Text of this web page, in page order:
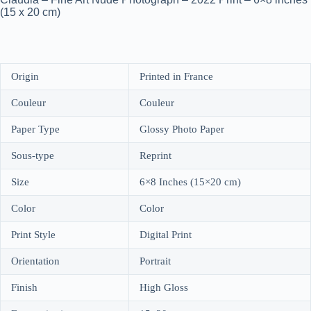
(15 x 20 cm)
Origin Printed in France
Couleur Couleur
Paper Type Glossy Photo Paper
Sous-type Reprint
Size 6×8 Inches (15×20 cm)
Color Color
Print Style Digital Print
Orientation Portrait
Finish High Gloss